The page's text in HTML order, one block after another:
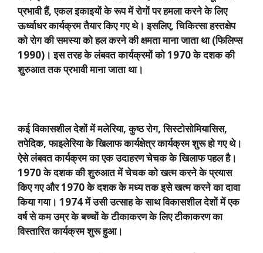
प्रभावी हैं,एकल इकाइयों के रूप में रोगों पर हमला करने के लिए
ऊर्ध्वाधर कार्यक्रम तैयार किए गए थे। इसलिए,चिकित्सा हस्तक्षेप
को रोग की समस्या को हल करने की क्षमता माना जाता था (फिलिप्स
1990) । इस तरह के लंबवत कार्यक्रमों को1970के दशक की
शुरुआत तक प्रभावी माना जाता था।
कई विकासशील देशों में मलेरिया,कुष्ठ रोग,सिस्टोसोमियासिस,
तपेदिक,फाइलेरिया के खिलाफ कार्यक्षेत्र कार्यक्रम शुरू हो गए थे।
ऐसे लंबवत कार्यक्रम का एक उदाहरण चेचक के खिलाफ पहल है।
1970के दशक की शुरुआत में चेचक को खत्म करने के प्रयास
किए गए और1970के दशक के मध्य तक इसे खत्म करने का दावा
किया गया। 1974में उसी उत्साह के साथ विकासशील देशों में एक
वर्ष से कम उम्र के बच्चों के टीकाकरण के लिए टीकाकरण का
विस्तारित कार्यक्रम शुरू हुआ।